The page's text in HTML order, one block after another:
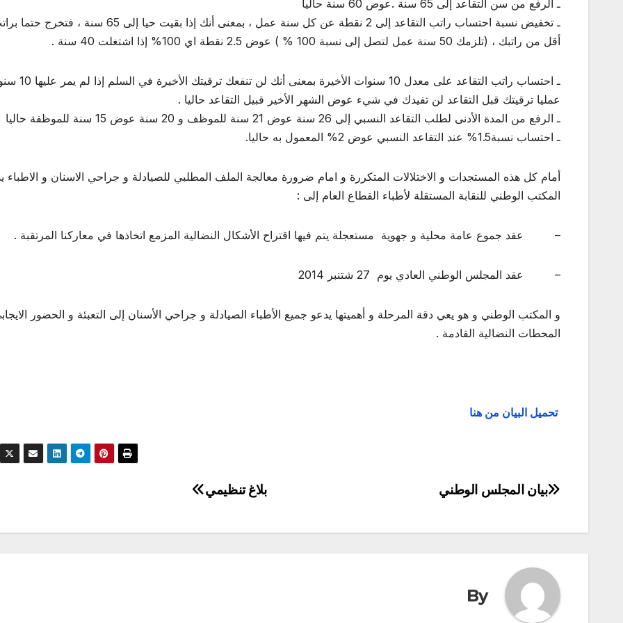
ـ الرفع من سن التقاعد إلى 65 سنة .عوض 60 سنة حاليا
ـ تخفيض نسبة احتساب راتب التقاعد إلى 2 نقطة عن كل سنة عمل ، بمعنى أنك إذا بقيت حيا إلى 65 سنة ، فتخرج
أقل من راتبك ، (تلزمك 50 سنة عمل لتصل إلى نسبة 100 % ) عوض 2.5 نقطة اي 100% إذا اشتغلت 40 سنة .
ـ احتساب راتب التقاعد على معدل 10 سنوات
عمليا ترقيتك قبل التقاعد لن تفيدك في شيء عوض الشهر الأخير قبيل التقاعد حاليا .
ـ الرفع من المدة الأدنى لطلب التقاعد النسبي إلى 26 سنة عوض 21 سنة للموظف و 20 سنة عوض 15 سنة للموظفة حاليا
ـ احتساب نسبة1.5% عند التقاعد النسبي عوض 2% المعمول به حاليا.
أمام كل هذه المستجدات و الاختلالات المتكررة و امام ضرورة معالجة الملف المطلبي للصيادلة و جراحي الاسنان و الاطباء
المكتب الوطني للنقابة المستقلة لأطباء القطاع العام إلى :
– عقد جموع عامة محلية و جهوية مستعجلة يتم فيها اقتراح الأشكال النضالية المزمع اتخاذها في معاركنا المرتقبة .
– عقد المجلس الوطني العادي يوم 27 شتنبر 2014
و المكتب الوطني و هو يعي دقة المرحلة و أهميتها يدعو جميع الأطباء الصيادلة و جراحي الأسنان إلى التعبئة و الحضور
المحطات النضالية القادمة .
تحميل البيان من هنا
تصفّح
بلاغ تنظيمي بيان المجلس الوطني
By